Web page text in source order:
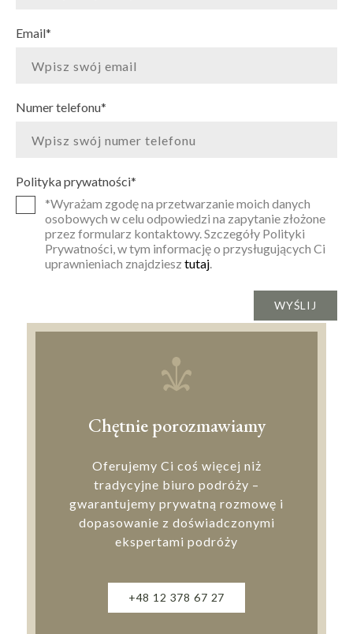
Email*
Numer telefonu*
Polityka prywatności*
*Wyrażam zgodę na przetwarzanie moich danych
osobowych w celu odpowiedzi na zapytanie złożone
przez formularz kontaktowy. Szczegóły Polityki
Prywatności, w tym informację o przysługujących Ci
uprawnieniach znajdziesz tutaj.
Chętnie porozmawiamy
Oferujemy Ci coś więcej niż
tradycyjne biuro podróży –
gwarantujemy prywatną rozmowę i
dopasowanie z doświadczonymi
ekspertami podróży
+48 12 378 67 27